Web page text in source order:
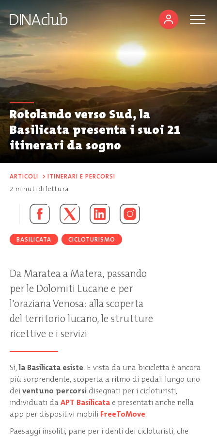
Rotolando verso Sud, la
Basilicata presenta i suoi 21
itinerari da sogno
ARTICOLI > ITINERARI E PERCORSI
2 minuti di lettura
BASILICATA CICLOTURISMO
Da Maratea a Matera, passando
per le Dolomiti Lucane e per
l'oraziana Venosa: alla scoperta
del territorio lucano, le strutture
ricettive e i servizi
Sì,la Basilicata esiste. E vista da una bicicletta è ancora
più sorprendente, scoperta a ritmo di pedali lungo uno
dei ventuno percorsi disegnati per i cicloturisti,
individuati daAPT Basilicata e presentati anche nella
app per dispositivi mobili FreeToMove.
Paesaggi insoliti, pane per i denti dei cicloturisti, che